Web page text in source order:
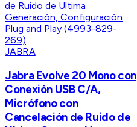
JABRA
Jabra Evolve 20 Mono con
Conexión USB C/A,
Micrófono con
Cancelación de Ruido de